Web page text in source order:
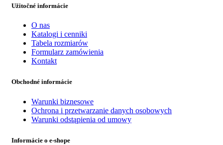
Užitočné informácie
O nas
Katalogi i cenniki
Tabela rozmiarów
Formularz zamówienia
Kontakt
Obchodné informácie
Warunki biznesowe
Ochrona i przetwarzanie danych osobowych
Warunki odstąpienia od umowy
Informácie o e-shope